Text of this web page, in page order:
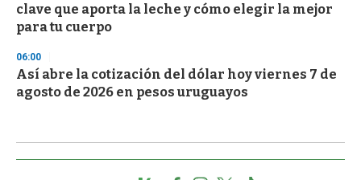
clave que aporta la leche y cómo elegir la mejor
para tu cuerpo
06:00
Así abre la cotización del dólar hoy viernes 7 de
agosto de 2026 en pesos uruguayos